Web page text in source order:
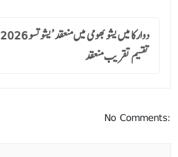
تقسیم تقریب منعقد
No Comments: